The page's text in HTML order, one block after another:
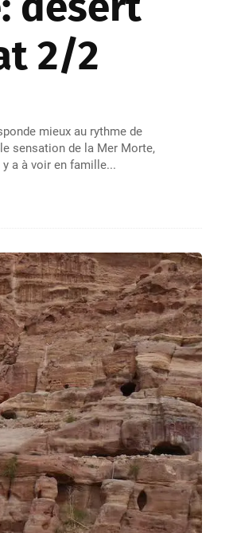
2/2
mieux au rythme de
sensation de la Mer Morte,
a à voir en famille...